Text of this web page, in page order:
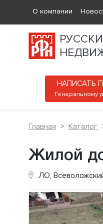
О компании
НАПИСАТЬ
Генеральному
Главная Каталог
Жилой
ЛО,